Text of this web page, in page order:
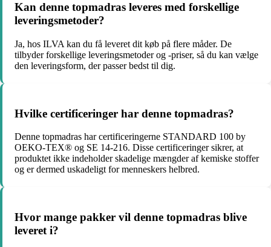
Kan denne topmadras leveres med forskellige
leveringsmetoder?
Ja, hos ILVA kan du få leveret dit køb på flere måder. De
tilbyder forskellige leveringsmetoder og -priser, så du kan vælge
den leveringsform, der passer bedst til dig.
Hvilke certificeringer har denne topmadras?
Denne topmadras har certificeringerne STANDARD 100 by
OEKO-TEX® og SE 14-216. Disse certificeringer sikrer, at
produktet ikke indeholder skadelige mængder af kemiske stoffer
og er dermed uskadeligt for menneskers helbred.
Hvor mange pakker vil denne topmadras blive
leveret i?